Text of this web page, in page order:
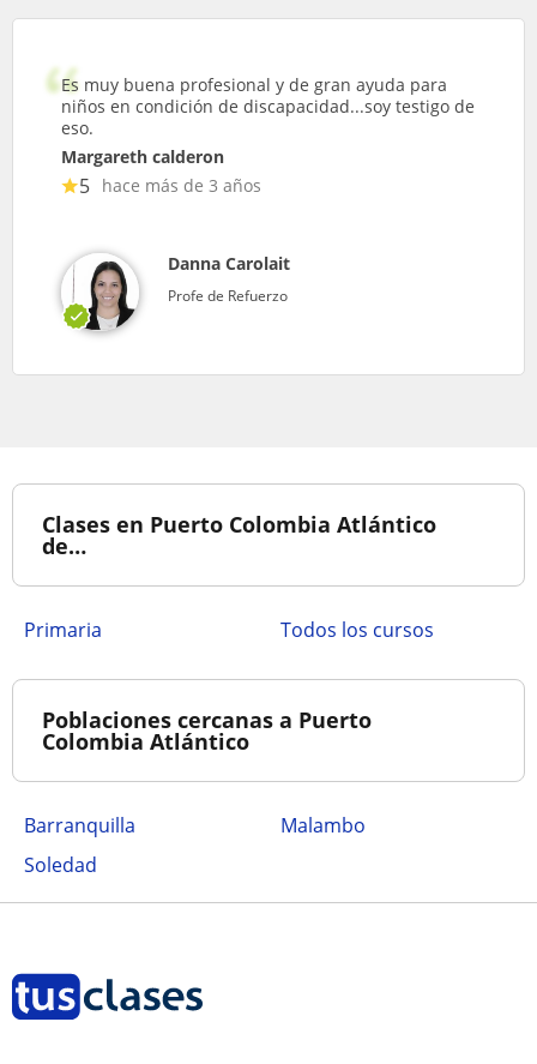
Es muy buena profesional y de gran ayuda para
niños en condición de discapacidad...soy testigo de
eso.
Margareth calderon
5 hace más de 3 años
Danna Carolait
Profe de Refuerzo
Clases en Puerto Colombia Atlántico
de…
Primaria Todos los cursos
Poblaciones cercanas a Puerto
Colombia Atlántico
Barranquilla
Malambo
Soledad